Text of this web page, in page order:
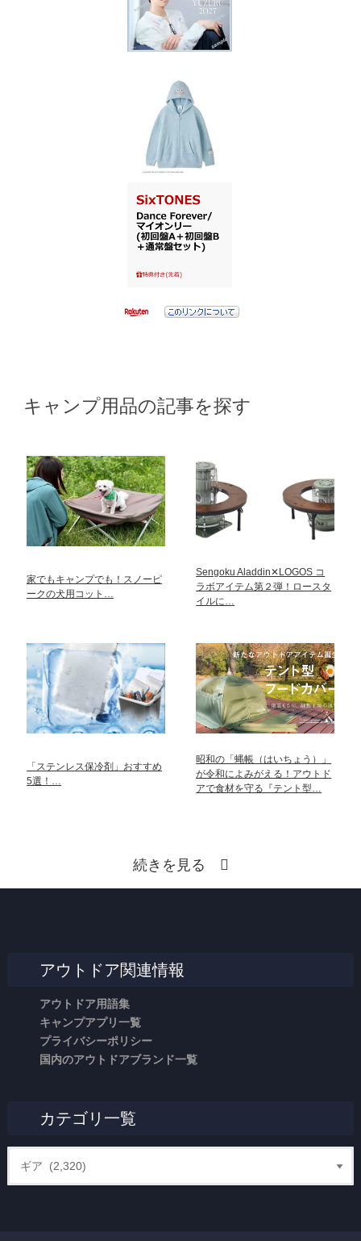
キャンプ用品の記事を探す
家でもキャンプでも！スノーピ
ークの犬用コット…
Sengoku Aladdin✕LOGOS コ
ラボアイテム第２弾！ロースタ
イルに…
「ステンレス保冷剤」おすすめ
5選！…
昭和の「蝿帳（はいちょう）」
が令和によみがえる！アウトド
アで食材を守る『テント型…
続きを見る
アウトドア関連情報
アウトドア用語集
キャンプアプリ一覧
プライバシーポリシー
国内のアウトドアブランド一覧
カテゴリ一覧